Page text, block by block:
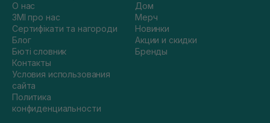
О нас
ЗМІ про нас
Сертифікати та нагороди
Блог
Бюті словник
Контакты
Условия использования
сайта
Политика
конфиденциальности
Дом
Мерч
Новинки
Акции и скидки
Бренды